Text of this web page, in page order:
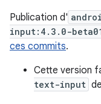
Publication d'
input:4.3.0-
ces commits.
Cette version
text-input